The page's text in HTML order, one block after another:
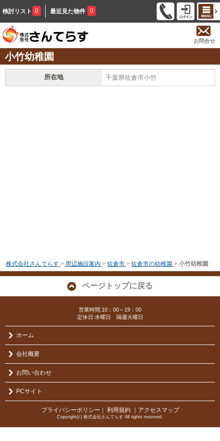
検討リスト 0 最近見た物件 0
お問合せ
小竹幼稚園
所在地 千葉県佐倉市小竹
株式会社さんてらす > 周辺施設案内 > 佐倉市 > 佐倉市の幼稚園 > 小竹幼稚園
ページトップに戻る
営業時間:10：00～19：00
定休日:水曜日 隔週火曜日
ホーム
会社概要
お問い合わせ
PCサイト
プライバシーポリシー ｜ 利用規約 ｜アクセスマップ
Copyright(c) 株式会社さんてらす All rights reserved.